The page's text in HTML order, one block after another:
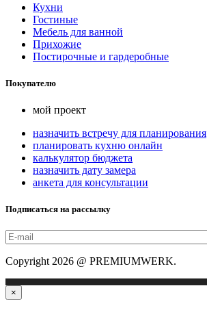
Кухни
Гостиные
Мебель для ванной
Прихожие
Постирочные и гардеробные
Покупателю
мой проект
назначить встречу для планирования
планировать кухню онлайн
калькулятор бюджета
назначить дату замера
анкета для консультации
Подписаться на рассылку
Copyright 2026 @ PREMIUMWERK.
×